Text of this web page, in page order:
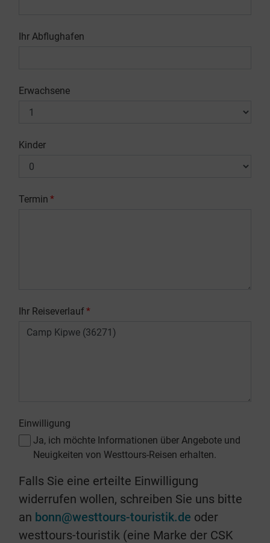
Ihr Abflughafen
Erwachsene
Kinder
Termin *
Ihr Reiseverlauf*
Einwilligung
Ja, ich möchte Informationen über Angebote und
Neuigkeiten von Westtours-Reisen erhalten.
Falls Sie eine erteilte Einwilligung
widerrufen wollen, schreiben Sie uns bitte
an bonn@westtours-touristik.de oder
westtours-touristik (eine Marke der CSK